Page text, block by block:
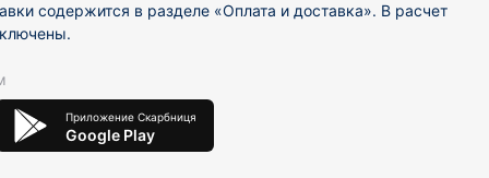
содержится в разделе «Оплата и доставка». В расчет
Приложение Скарбниця
Google Play